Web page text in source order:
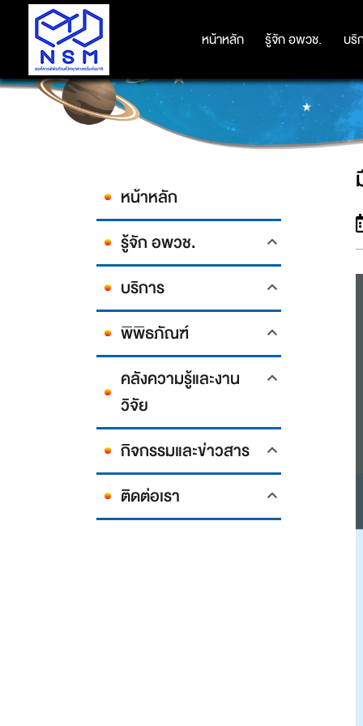
หน้าหลัก รู้จัก อพวช. บริ
หน้าหลัก รู้จัก อพวช. บริ
หน้าหลัก
รู้จัก อพวช.
บริการ
พิพิธภัณฑ์
คลังความรู้และงาน
วิจัย
กิจกรรมและข่าวสาร
ติดต่อเรา